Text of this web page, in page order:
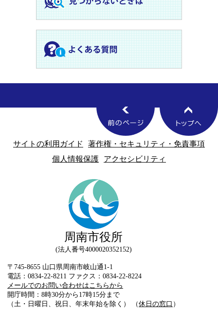
サイトの利用ガイド
著作権・セキュリティ・免責事項
個人情報保護
アクセシビリティ
周南市役所
法人番号4000020352152
〒745-8655 山口県周南市岐山通1-1
電話：0834-22-8211 ファクス：0834-22-8224
メールでのお問い合わせはこちらから
開庁時間：8時30分から17時15分まで
（土・日曜日、祝日、年末年始を除く） （休日の窓口 ）